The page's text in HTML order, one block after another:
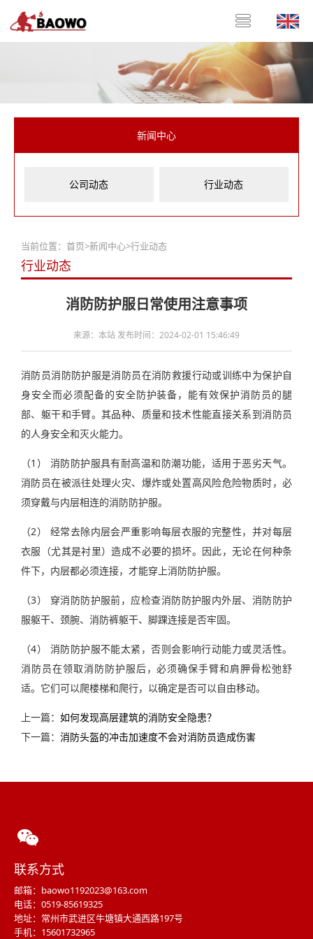
新闻中心
公司动态 行业动态
当前位置： 首页>新闻中心>行业动态
行业动态
消防防护服日常使用注意事项
来源：本站 发布时间：2024-02-01 15:46:49
消防员消防防护服是消防员在消防救援行动或训练中为保护自
身安全而必须配备的安全防护装备，能有效保护消防员的腿
部、躯干和手臂。其品种、质量和技术性能直接关系到消防员
的人身安全和灭火能力。
（1） 消防防护服具有耐高温和防潮功能，适用于恶劣天气。
消防员在被派往处理火灾、爆炸或处置高风险危险物质时，必
须穿戴与内层相连的消防防护服。
（2） 经常去除内层会严重影响每层衣服的完整性，并对每层
衣服（尤其是衬里）造成不必要的损坏。因此，无论在何种条
件下，内层都必须连接，才能穿上消防防护服。
（3） 穿消防防护服前，应检查消防防护服内外层、消防防护
服躯干、颈腕、消防裤躯干、脚踝连接是否牢固。
（4） 消防防护服不能太紧，否则会影响行动能力或灵活性。
消防员在领取消防防护服后，必须确保手臂和肩胛骨松弛舒
适。它们可以爬楼梯和爬行，以确定是否可以自由移动。
上一篇： 如何发现高层建筑的消防安全隐患？
下一篇： 消防头盔的冲击加速度不会对消防员造成伤害
联系方式
邮箱：baowo1192023@163.com
电话：0519-85619325
地址：常州市武进区牛塘镇大通西路197号
手机：15601732965